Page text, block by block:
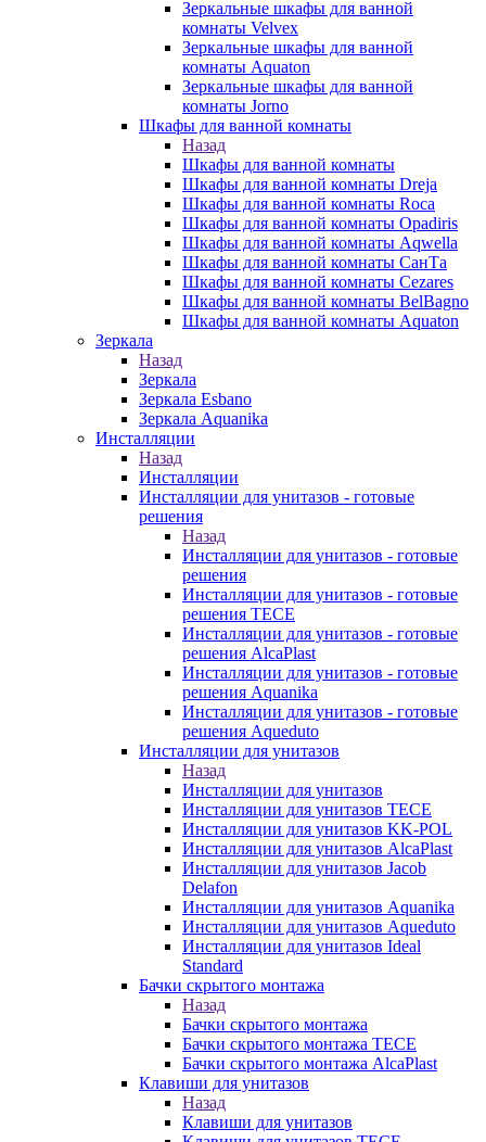
Зеркальные шкафы для ванной
комнаты Velvex
Зеркальные шкафы для ванной
комнаты Aquaton
Зеркальные шкафы для ванной
комнаты Jorno
Шкафы для ванной комнаты
Назад
Шкафы для ванной комнаты
Шкафы для ванной комнаты Dreja
Шкафы для ванной комнаты Roca
Шкафы для ванной комнаты Opadiris
Шкафы для ванной комнаты Aqwella
Шкафы для ванной комнаты СанТа
Шкафы для ванной комнаты Cezares
Шкафы для ванной комнаты BelBagno
Шкафы для ванной комнаты Aquaton
Зеркала
Назад
Зеркала
Зеркала Esbano
Зеркала Aquanika
Инсталляции
Назад
Инсталляции
Инсталляции для унитазов - готовые
решения
Назад
Инсталляции для унитазов - готовые
решения
Инсталляции для унитазов - готовые
решения TECE
Инсталляции для унитазов - готовые
решения AlcaPlast
Инсталляции для унитазов - готовые
решения Aquanika
Инсталляции для унитазов - готовые
решения Aqueduto
Инсталляции для унитазов
Назад
Инсталляции для унитазов
Инсталляции для унитазов TECE
Инсталляции для унитазов KK-POL
Инсталляции для унитазов AlcaPlast
Инсталляции для унитазов Jacob
Delafon
Инсталляции для унитазов Aquanika
Инсталляции для унитазов Aqueduto
Инсталляции для унитазов Ideal
Standard
Бачки скрытого монтажа
Назад
Бачки скрытого монтажа
Бачки скрытого монтажа TECE
Бачки скрытого монтажа AlcaPlast
Клавиши для унитазов
Назад
Клавиши для унитазов